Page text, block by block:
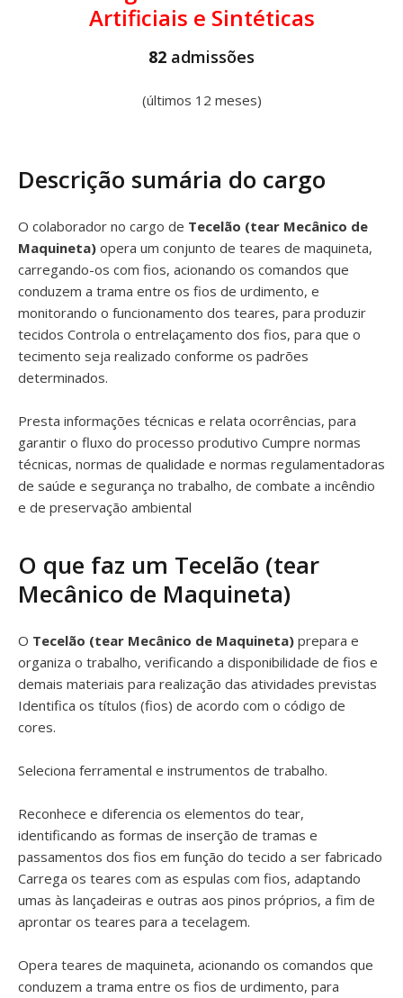
Artificiais e Sintéticas
82 admissões
(últimos 12 meses)
Descrição sumária do cargo
O colaborador no cargo de Tecelão (tear Mecânico de
Maquineta) opera um conjunto de teares de maquineta,
carregando-os com fios, acionando os comandos que
conduzem a trama entre os fios de urdimento, e
monitorando o funcionamento dos teares, para produzir
tecidos Controla o entrelaçamento dos fios, para que o
tecimento seja realizado conforme os padrões
determinados.
Presta informações técnicas e relata ocorrências, para
garantir o fluxo do processo produtivo Cumpre normas
técnicas, normas de qualidade e normas regulamentadoras
de saúde e segurança no trabalho, de combate a incêndio
e de preservação ambiental
O que faz um Tecelão (tear
Mecânico de Maquineta)
O Tecelão (tear Mecânico de Maquineta) prepara e
organiza o trabalho, verificando a disponibilidade de fios e
demais materiais para realização das atividades previstas
Identifica os títulos (fios) de acordo com o código de
cores.
Seleciona ferramental e instrumentos de trabalho.
Reconhece e diferencia os elementos do tear,
identificando as formas de inserção de tramas e
passamentos dos fios em função do tecido a ser fabricado
Carrega os teares com as espulas com fios, adaptando
umas às lançadeiras e outras aos pinos próprios, a fim de
aprontar os teares para a tecelagem.
Opera teares de maquineta, acionando os comandos que
conduzem a trama entre os fios de urdimento, para